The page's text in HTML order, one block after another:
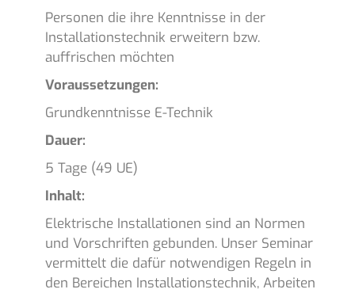
Personen die ihre Kenntnisse in der
Installationstechnik erweitern bzw.
auffrischen möchten
Voraussetzungen:
Grundkenntnisse E-Technik
Dauer:
5 Tage (49 UE)
Inhalt:
Elektrische Installationen sind an Normen
und Vorschriften gebunden. Unser Seminar
vermittelt die dafür notwendigen Regeln in
den Bereichen Installationstechnik, Arbeiten